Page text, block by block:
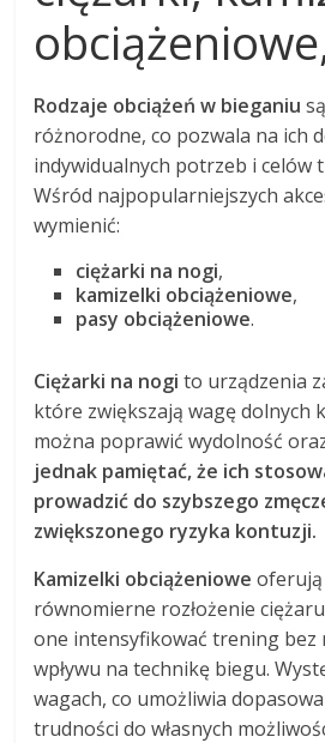
Rodzaje obciążeń w bieganiu
różnorodne, co pozwala na ich
indywidualnych potrzeb i celów
Wśród najpopularniejszych
wymienić:
ciężarki na nogi,
kamizelki obciążeniowe,
pasy obciążeniowe.
Ciężarki na nogi to urządzenia
które zwiększają wagę dolnych
można poprawić wydolność
jednak pamiętać, że ich
prowadzić do szybszego
zwiększonego ryzyka kontuzji.
Kamizelki obciążeniowe
równomierne rozłożenie
one intensyfikować trening bez
wpływu na technikę biegu.
wagach, co umożliwia
trudności do własnych